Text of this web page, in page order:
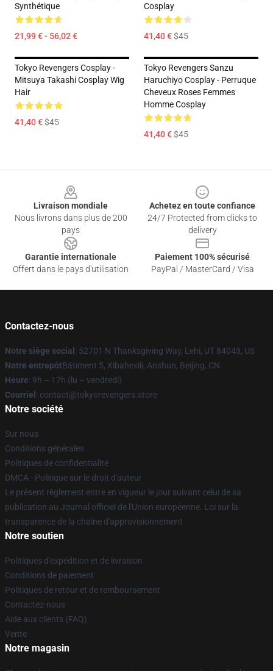
Synthétique
21,99 € - 56,02 €
Cosplay
41,40 €$45
Tokyo Revengers Cosplay -
Mitsuya Takashi Cosplay Wig
Hair
41,40 €$45
Tokyo Revengers Sanzu
Haruchiyo Cosplay - Perruque
Cheveux Roses Femmes
Homme Cosplay
41,40 €$45
Livraison mondiale
Nous livrons dans plus de 200
pays
Achetez en toute confiance
24/7 Protected from clicks to
delivery
Garantie internationale
Offert dans le pays d'utilisation
Paiement 100% sécurisé
PayPal / MasterCard / Visa
Contactez-nous
Notre siège social : 52701 N Thanksgiving Way, Lehi, UT 84043, US
Notre entrepôtBâtiment 5, Xibahexili, Anshun, Beijing, CN
Heure: 9h – 17h (lu – vendredi)
Courriel : contact@tokyorevengers.store
Notre société
Sur nous
Conditions générales
Politiques de confidentialité
DMCA - Politique sur le droit d'auteur
Le présent règlement entre en vigueur le jour suivant celui de sa
publication au Journal officiel de l'Union européenne. Loi sur la
transparence de la chaîne d'approvisionnement
Notre soutien
Politiques d'expédition et de livraison
Conditions de paiement
Politiques de retour et de remboursement
Contactez-nous
Aide aux clients (FAQ)
Vente
Notre magasin